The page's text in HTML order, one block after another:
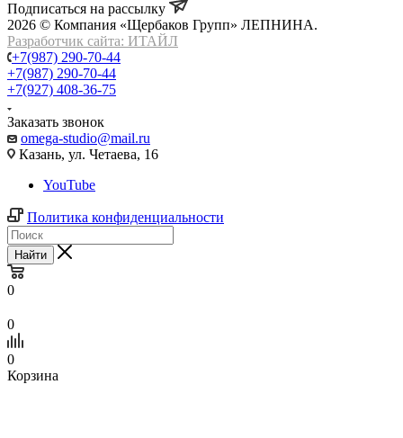
Подписаться на рассылку
2026 © Компания «Щербаков Групп» ЛЕПНИНА.
Разработчик сайта: ИТАЙЛ
+7(987) 290-70-44
+7(987) 290-70-44
+7(927) 408-36-75
Заказать звонок
omega-studio@mail.ru
Казань, ул. Четаева, 16
YouTube
Политика конфиденциальности
Найти
0
0
0
Корзина